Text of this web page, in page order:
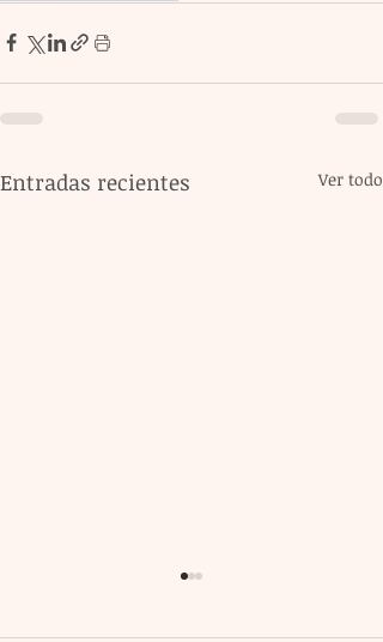
Entradas recientes Ver todo